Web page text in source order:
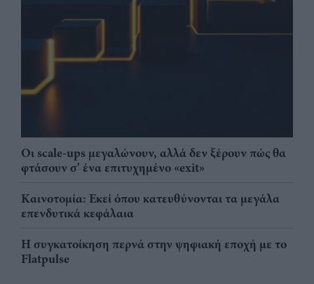
Οι scale-ups μεγαλώνουν, αλλά δεν ξέρουν πώς θα
φτάσουν σ' ένα επιτυχημένο «exit»
Καινοτομία: Εκεί όπου κατευθύνονται τα μεγάλα
επενδυτικά κεφάλαια
Η συγκατοίκηση περνά στην ψηφιακή εποχή με το
Flatpulse